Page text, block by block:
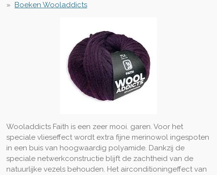
Boeken Wooladdicts
Wooladdicts Faith is een zeer mooi. garen. Voor het
speciale vlieseffect wordt extra fijne merinowol ingespoten
in een buis van hoogwaardig polyamide. Dankzij de
speciale netwerkconstructie blijft de zachtheid van de
natuurlijke vezels behouden. Het airconditioningeffect van